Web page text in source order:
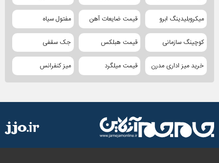
میکروبلیدینگ ابرو قیمت ضایعات آهن مفتول سیاه
کوچینگ سازمانی قیمت هبلکس جک سقفی
خرید میز اداری مدرن قیمت میلگرد میز کنفرانس